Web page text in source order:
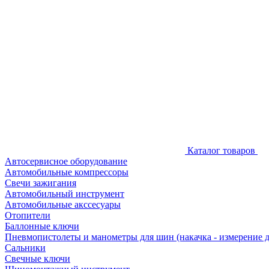
Каталог товаров
Автосервисное оборудование
Автомобильные компрессоры
Свечи зажигания
Автомобильный инструмент
Автомобильные акссесуары
Отопители
Баллонные ключи
Пневмопистолеты и манометры для шин (накачка - измерение
Сальники
Свечные ключи